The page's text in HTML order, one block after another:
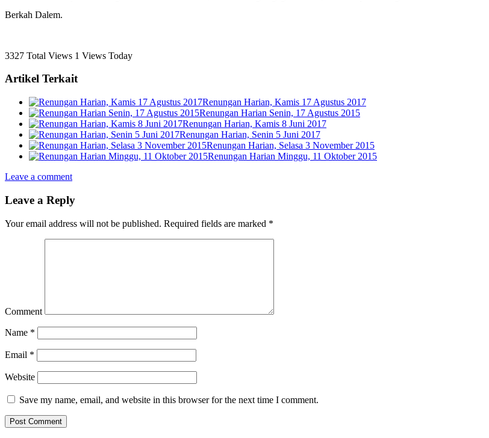
Berkah Dalem.
3327 Total Views 1 Views Today
Artikel Terkait
Renungan Harian, Kamis 17 Agustus 2017
Renungan Harian Senin, 17 Agustus 2015
Renungan Harian, Kamis 8 Juni 2017
Renungan Harian, Senin 5 Juni 2017
Renungan Harian, Selasa 3 November 2015
Renungan Harian Minggu, 11 Oktober 2015
Leave a comment
Leave a Reply
Your email address will not be published. Required fields are marked *
Comment
Name *
Email *
Website
Save my name, email, and website in this browser for the next time I comment.